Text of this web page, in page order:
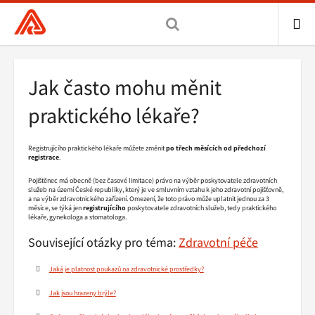
Všeobecná
zdravotní
hlavní
stránka
Drobečková
navigace
Jak často mohu měnit
praktického lékaře?
Registrujícího praktického lékaře můžete změnitpo třech měsících od předchozí
registrace.
Pojištěnec má obecně (bez časové limitace) právo na výběr poskytovatele zdravotních
služeb na území České republiky, který je ve smluvním vztahu k jeho zdravotní pojišťovně,
a na výběr zdravotnického zařízení. Omezení, že toto právo může uplatnit jednou za 3
měsíce, se týká jenregistrujícíhoposkytovatele zdravotních služeb, tedy praktického
lékaře, gynekologa a stomatologa.
Související otázky pro téma:Zdravotní péče
Jaká je platnost poukazů na zdravotnické prostředky?
Jak jsou hrazeny brýle?